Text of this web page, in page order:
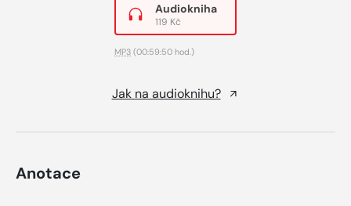
Audiokniha
119 Kč
MP3 (00:59:50 hod.)
Jak na audioknihu?
Anotace